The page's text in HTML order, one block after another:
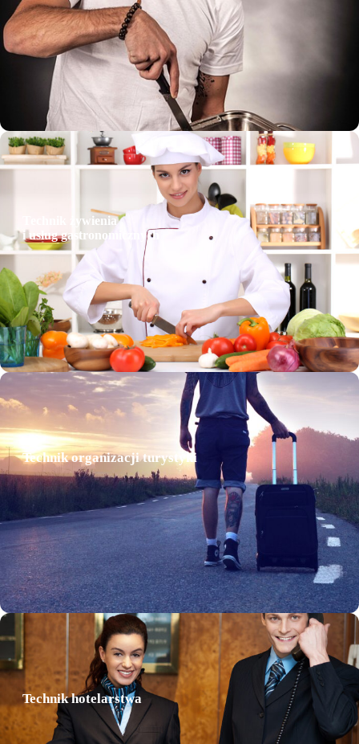
Technikum
Technik żywienia
i usług gastronomicznych
Technik organizacji turystyki
Technikum
Technik hotelarstwa